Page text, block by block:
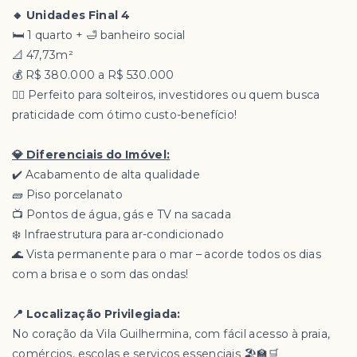
🔸 Unidades Final 4
🛏️ 1 quarto + 🛁 banheiro social
📐 47,73m²
💰 R$ 380.000 a R$ 530.000
🙋‍♂️ Perfeito para solteiros, investidores ou quem busca
praticidade com ótimo custo-benefício!
💎 Diferenciais do Imóvel:
✔️ Acabamento de alta qualidade
🧱 Piso porcelanato
📺 Pontos de água, gás e TV na sacada
❄️ Infraestrutura para ar-condicionado
🌊 Vista permanente para o mar – acorde todos os dias
com a brisa e o som das ondas!
📍 Localização Privilegiada:
No coração da Vila Guilhermina, com fácil acesso à praia,
comércios, escolas e serviços essenciais 🏖️🏫🛒